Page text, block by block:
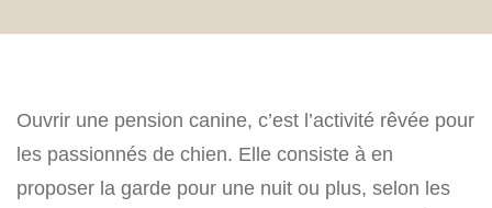
Ouvrir une pension canine, c’est l’activité rêvée pour
les passionnés de chien. Elle consiste à en
proposer la garde pour une nuit ou plus, selon les